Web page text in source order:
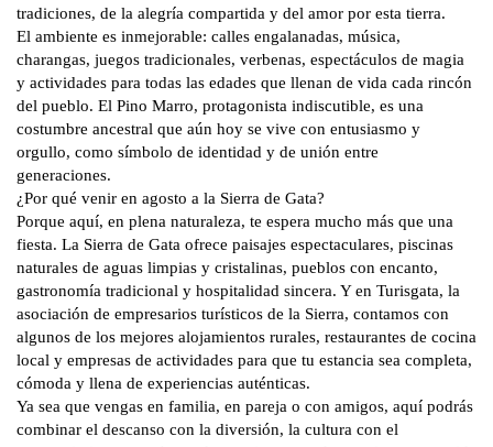
tradiciones, de la alegría compartida y del amor por esta tierra.
El ambiente es inmejorable: calles engalanadas, música,
charangas, juegos tradicionales, verbenas, espectáculos de magia
y actividades para todas las edades que llenan de vida cada rincón
del pueblo. El Pino Marro, protagonista indiscutible, es una
costumbre ancestral que aún hoy se vive con entusiasmo y
orgullo, como símbolo de identidad y de unión entre
generaciones.
¿Por qué venir en agosto a la Sierra de Gata?
Porque aquí, en plena naturaleza, te espera mucho más que una
fiesta. La Sierra de Gata ofrece paisajes espectaculares, piscinas
naturales de aguas limpias y cristalinas, pueblos con encanto,
gastronomía tradicional y hospitalidad sincera. Y en Turisgata, la
asociación de empresarios turísticos de la Sierra, contamos con
algunos de los mejores alojamientos rurales, restaurantes de cocina
local y empresas de actividades para que tu estancia sea completa,
cómoda y llena de experiencias auténticas.
Ya sea que vengas en familia, en pareja o con amigos, aquí podrás
combinar el descanso con la diversión, la cultura con el